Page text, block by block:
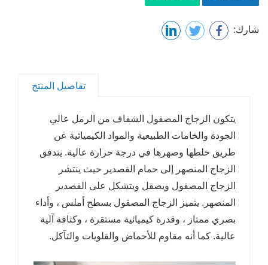
شارك:
تفاصيل المنتج
يتكون الزجاج المصقول الشفاف من الرمل عالي
الجودة والخامات الطبيعية والمواد الكيميائية عن
طريق خلطها وصهرها في درجة حرارة عالية. يتدفق
الزجاج المنصهر إلى حمام القصدير حيث ينتشر
الزجاج المصقول ويصقل ويتشكل على القصدير
المنصهر. يتميز الزجاج المصقول بسطح أملس ، وأداء
بصري ممتاز ، وقدرة كيميائية مستقرة ، وكثافة آلية
عالية. كما أنه مقاوم للأحماض والقلويات والتآكل.